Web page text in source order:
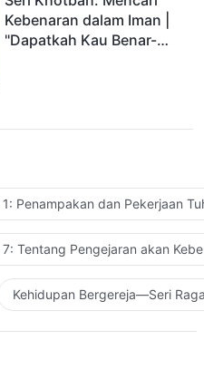
Kebenaran dalam Iman |
"Dapatkah Kau Benar-
Penampakan dan Pekerjaan
Tentang Pengejaran akan
Kehidupan Bergereja—Seri